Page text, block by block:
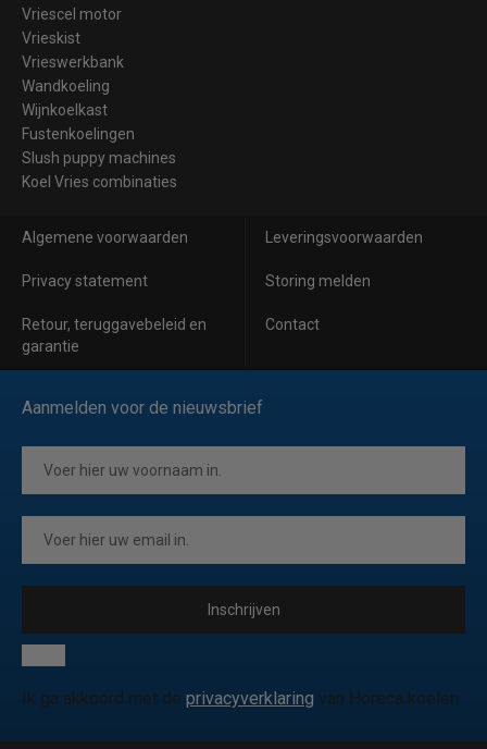
Vriescel motor
Vrieskist
Vrieswerkbank
Wandkoeling
Wijnkoelkast
Fustenkoelingen
Slush puppy machines
Koel Vries combinaties
Algemene voorwaarden Leveringsvoorwaarden
Privacy statement Storing melden
Retour, teruggavebeleid en
garantie
Contact
Aanmelden voor de nieuwsbrief
Inschrijven
Ik ga akkoord met de privacyverklaring van Horeca koelen